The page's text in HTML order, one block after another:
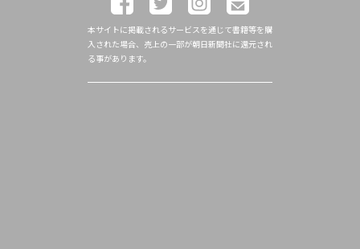
本サイトに掲載されるサービスを通じて書籍等を購
入された場合、売上の一部が朝日新聞社に還元され
る事があります。